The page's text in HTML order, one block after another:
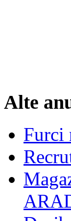
Alte
Furci